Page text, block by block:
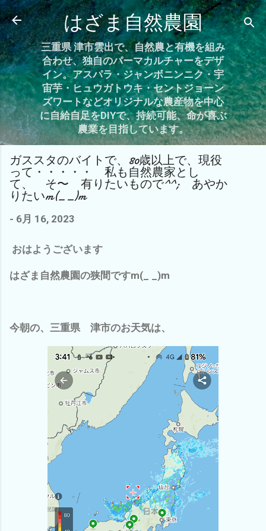
スキップしてメイン コンテンツに移動
はざま自然農園
三重県 津市雲出で、自然農と有機を組み
合わせ、独自のパーマカルチャーをデザ
イン。アスパラ・ジャンボニンニク・宇
宙芋・ヒュウガトウキ・セントジョーン
ズワートなどオリジナルな農産物を中心
に自給自足をDIYで、持続可能、命が喜ぶ
農業を目指しています。
ガススタのバイトで、80歳以上で、現役
って・・・・・ 私も自然農家とし
て、 そ〜 有りたいもので^^; あやか
りたいm(_ _)m
- 6月 16, 2023
おはようございます
はざま自然農園の狭間ですm(_ _)m
今朝の、三重県 津市のお天気は、